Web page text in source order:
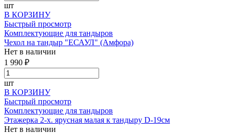
шт
В КОРЗИНУ
Быстрый просмотр
Комплектующие для тандыров
Чехол на тандыр "ЕСАУЛ" (Амфора)
Нет в наличии
1 990 ₽
шт
В КОРЗИНУ
Быстрый просмотр
Комплектующие для тандыров
Этажерка 2-х. ярусная малая к тандыру D-19см
Нет в наличии